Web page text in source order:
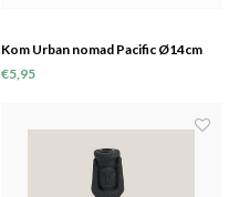
Kom Urban nomad Pacific Ø14cm
€5,95